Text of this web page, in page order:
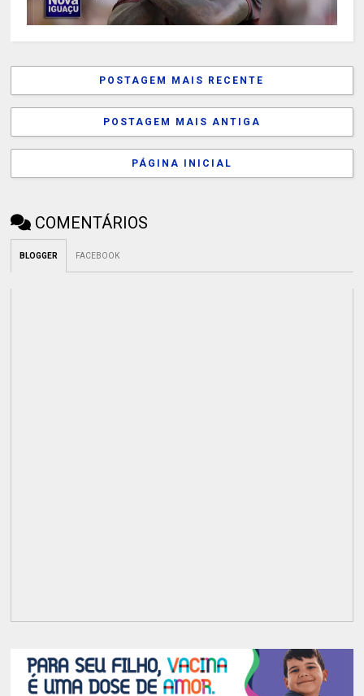
POSTAGEM MAIS RECENTE
POSTAGEM MAIS ANTIGA
PÁGINA INICIAL
COMENTÁRIOS
BLOGGER FACEBOOK